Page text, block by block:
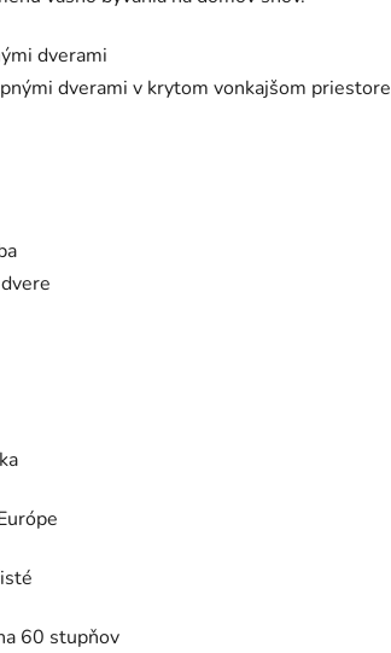
dverami
dverami v krytom vonkajšom priestore
60 stupňov